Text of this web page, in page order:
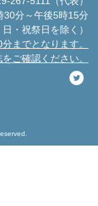
30分～午後5時15分
日・祝祭日を除く）
までとなります。
ご確認ください。